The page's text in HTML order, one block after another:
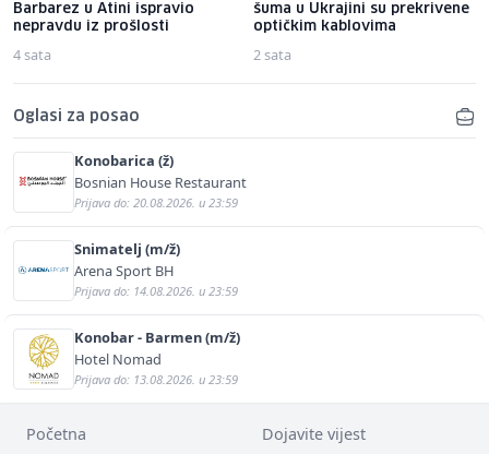
Barbarez u Atini ispravio
nepravdu iz prošlosti
4 sata
šuma u Ukrajini su prekrivene
optičkim kablovima
2 sata
Oglasi za posao
Konobarica (ž)
Bosnian House Restaurant
Prijava do: 20.08.2026. u 23:59
Snimatelj (m/ž)
Arena Sport BH
Prijava do: 14.08.2026. u 23:59
Konobar - Barmen (m/ž)
Hotel Nomad
Prijava do: 13.08.2026. u 23:59
Početna Dojavite vijest